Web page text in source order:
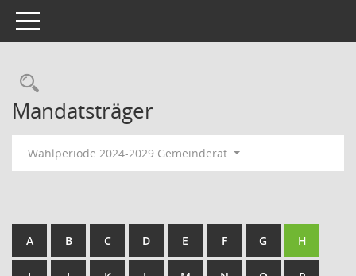
Toggle navigation
Rechercheauswahl
Mandatsträger
Wahlperiode 2024-2029 Gemeinderat
A B C D E F G H